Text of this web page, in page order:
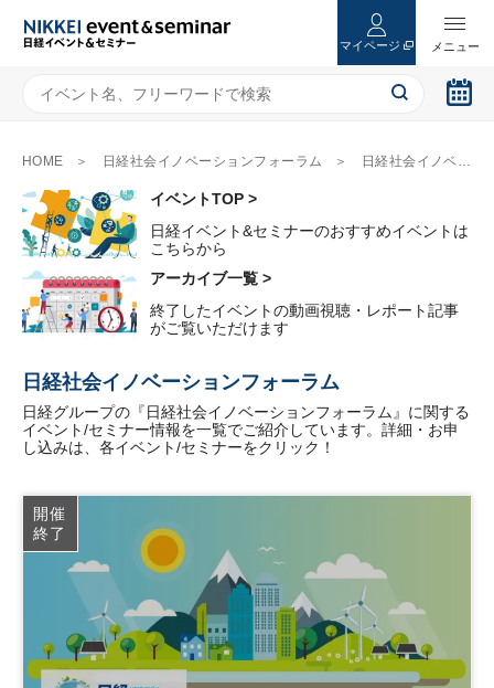
マイページ
HOME 日経社会イノベーションフォーラム 日経社会イノベーションフォーラム（2ページ目）
イベントTOP >
日経イベント&セミナーのおすすめイベントは
こちらから
アーカイブ一覧 >
終了したイベントの動画視聴・レポート記事
がご覧いただけます
日経社会イノベーションフォーラム
日経グループの『日経社会イノベーションフォーラム』に関する
イベント/セミナー情報を一覧でご紹介しています。詳細・お申
し込みは、各イベント/セミナーをクリック！
開催
終了